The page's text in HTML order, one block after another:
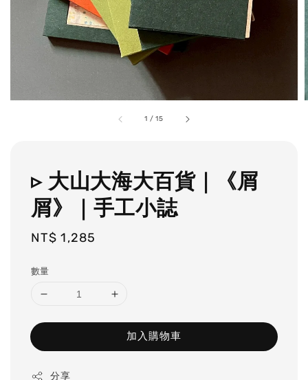
1 /15
▹ 大山大海大百貨｜《屑
屑》｜手工小誌
Regular
NT$ 1,285
數量
加入購物車
分享